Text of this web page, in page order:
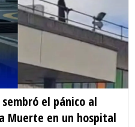
el pánico al
Muerte en un hospital